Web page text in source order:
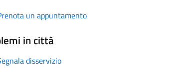
un appuntamento
in città
disservizio